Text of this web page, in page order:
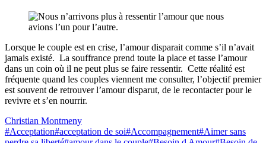
Lorsque le couple est en crise, l’amour disparait comme s’il n’avait
jamais existé. La souffrance prend toute la place et tasse l’amour
dans un coin où il ne peut plus se faire ressentir. Cette réalité est
fréquente quand les couples viennent me consulter, l’objectif premier
est souvent de retrouver l’amour disparut, de le recontacter pour le
revivre et s’en nourrir.
Christian Montmeny
#Acceptation#acceptation de soi#Accompagnement#Aimer sans